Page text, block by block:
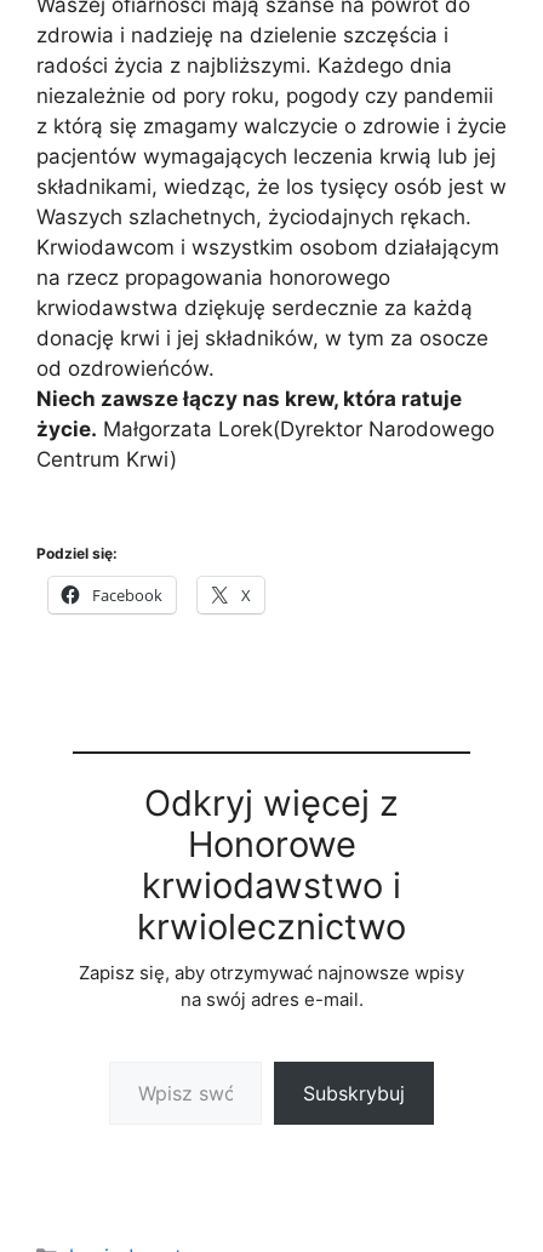
Waszej ofiarności mają szanse na powrót do
zdrowia i nadzieję na dzielenie szczęścia i
radości życia z najbliższymi. Każdego dnia
niezależnie od pory roku, pogody czy pandemii
z którą się zmagamy walczycie o zdrowie i życie
pacjentów wymagających leczenia krwią lub jej
składnikami, wiedząc, że los tysięcy osób jest w
Waszych szlachetnych, życiodajnych rękach.
Krwiodawcom i wszystkim osobom działającym
na rzecz propagowania honorowego
krwiodawstwa dziękuję serdecznie za każdą
donację krwi i jej składników, w tym za osocze
od ozdrowieńców.
Niech zawsze łączy nas krew, która ratuje
życie. Małgorzata Lorek(Dyrektor Narodowego
Centrum Krwi)
Podziel się:
Facebook X
Odkryj więcej z
Honorowe
krwiodawstwo i
krwiolecznictwo
Zapisz się, aby otrzymywać najnowsze wpisy
na swój adres e-mail.
Subskrybuj